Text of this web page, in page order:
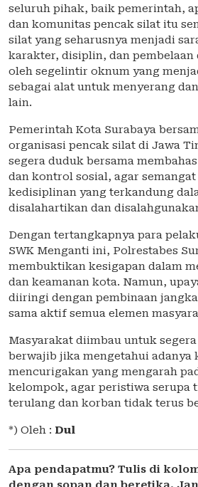
seluruh pihak, baik pemerintah,
dan komunitas pencak silat itu
silat yang seharusnya menjadi
karakter, disiplin, dan
oleh segelintir oknum yang
sebagai alat untuk menyerang
lain.
Pemerintah Kota Surabaya
organisasi pencak silat di Jawa
segera duduk bersama
dan kontrol sosial, agar
kedisiplinan yang terkandung
disalahartikan dan
Dengan tertangkapnya para
SWK Menganti ini, Polrestabes
membuktikan kesigapan dalam
dan keamanan kota. Namun,
diiringi dengan pembinaan
sama aktif semua elemen
Masyarakat diimbau untuk
berwajib jika mengetahui adanya
mencurigakan yang mengarah
kelompok, agar peristiwa serupa
terulang dan korban tidak terus
*) Oleh : Dul
Apa pendapatmu? Tulis di